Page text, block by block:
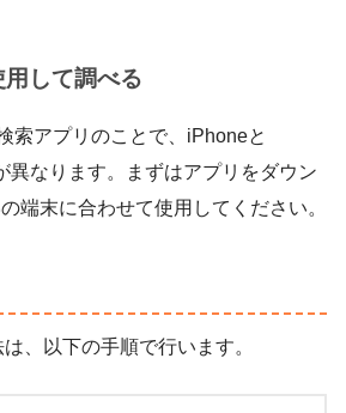
して調べる
索アプリのことで、iPhoneと
異なります。まずはアプリをダウン
端末に合わせて使用してください。
、以下の手順で行います。